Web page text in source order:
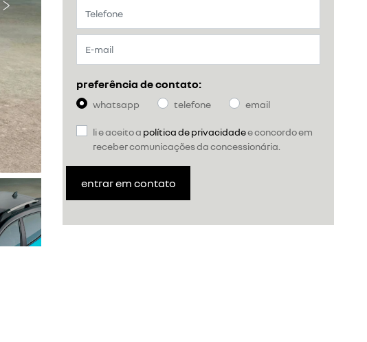
preferência de contato:
whatsapp telefone email
li e aceito a política de privacidadee concordo em
receber comunicações da concessionária.
entrar em contato
Próximo